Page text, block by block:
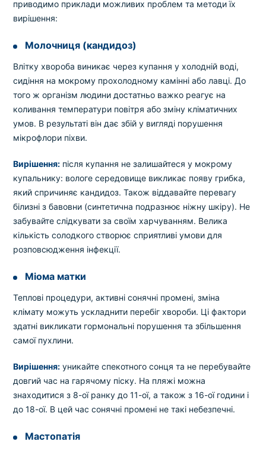
приводимо приклади можливих проблем та методи їх
вирішення:
Молочниця (кандидоз)
Влітку хвороба виникає через купання у холодній воді,
сидіння на мокрому прохолодному камінні або лавці. До
того ж організм людини достатньо важко реагує на
коливання температури повітря або зміну кліматичних
умов. В результаті він дає збій у вигляді порушення
мікрофлори піхви.
Вирішення: після купання не залишайтеся у мокрому
купальнику: вологе середовище викликає появу грибка,
який спричиняє кандидоз. Також віддавайте перевагу
білизні з бавовни (синтетична подразнює ніжну шкіру). Не
забувайте слідкувати за своїм харчуванням. Велика
кількість солодкого створює сприятливі умови для
розповсюдження інфекції.
Міома матки
Теплові процедури, активні сонячні промені, зміна
клімату можуть ускладнити перебіг хвороби. Ці фактори
здатні викликати гормональні порушення та збільшення
самої пухлини.
Вирішення: уникайте спекотного сонця та не перебувайте
довгий час на гарячому піску. На пляжі можна
знаходитися з 8-ої ранку до 11-ої, а також з 16-ої години і
до 18-ої. В цей час сонячні промені не такі небезпечні.
Мастопатія